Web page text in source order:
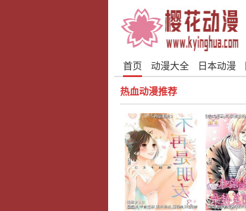
首页 动漫大全 日本动漫
热血动漫推荐